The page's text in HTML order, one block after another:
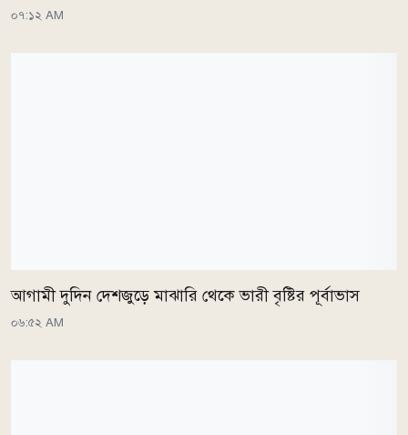
০৭:১২ AM
আগামী দুদিন দেশজুড়ে মাঝারি থেকে ভারী বৃষ্টির পূর্বাভাস
০৬:৫২ AM